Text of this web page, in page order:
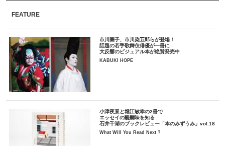
FEATURE
市川團子、市川染五郎らが登場！
話題の若手歌舞伎俳優が一冊に
大反響のビジュアル本が絶賛発売中
KABUKI HOPE
小津夜景と堀江敏幸の2冊で
エッセイの醍醐味を知る
石井千湖のブックレビュー「本のみずうみ」vol.18
What Will You Read Next ?